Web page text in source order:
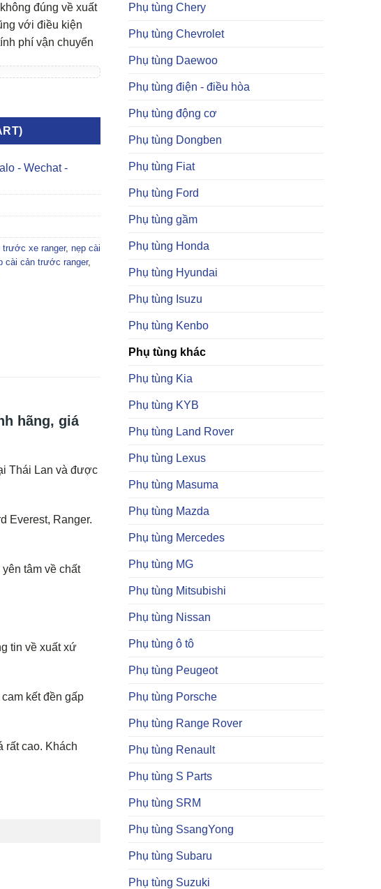
Phụ tùng Chery
Phụ tùng Chevrolet
Phụ tùng Daewoo
Phụ tùng điện - điều hòa
Phụ tùng động cơ
Phụ tùng Dongben
Phụ tùng Fiat
Phụ tùng Ford
Phụ tùng gầm
Phụ tùng Honda
Phụ tùng Hyundai
Phụ tùng Isuzu
Phụ tùng Kenbo
Phụ tùng khác
Phụ tùng Kia
Phụ tùng KYB
Phụ tùng Land Rover
Phụ tùng Lexus
Phụ tùng Masuma
Phụ tùng Mazda
Phụ tùng Mercedes
Phụ tùng MG
Phụ tùng Mitsubishi
Phụ tùng Nissan
Phụ tùng ô tô
Phụ tùng Peugeot
Phụ tùng Porsche
Phụ tùng Range Rover
Phụ tùng Renault
Phụ tùng S Parts
Phụ tùng SRM
Phụ tùng SsangYong
Phụ tùng Subaru
Phụ tùng Suzuki
đúng về xuất
với điều kiện
phí vận chuyển
- Wechat -
trước xe ranger, nẹp cài
cài cản trước ranger,
hãng, giá
Thái Lan và được
Everest, Ranger.
tâm về chất
tin về xuất xứ
kết đền gấp
rất cao. Khách